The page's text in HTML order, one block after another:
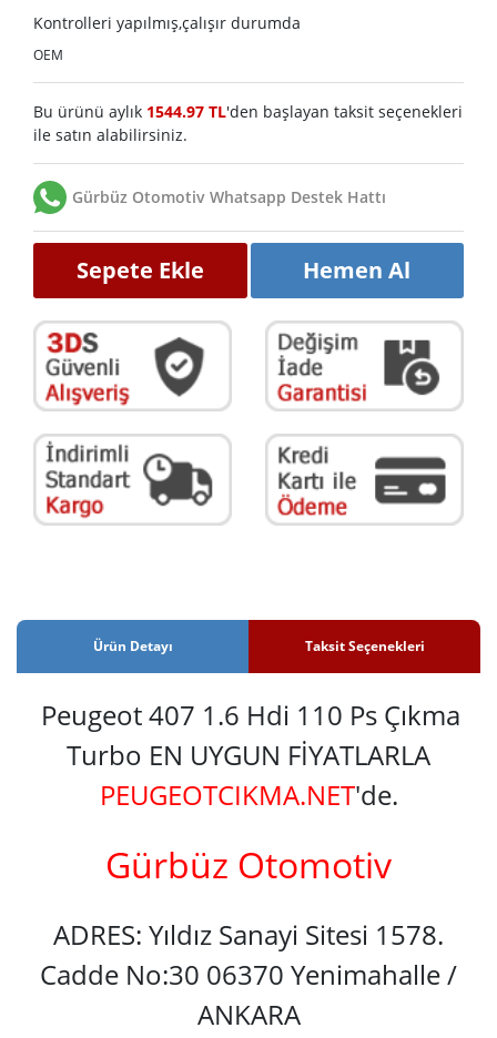
Kontrolleri yapılmış,çalışır durumda
OEM
Bu ürünü aylık 1544.97 TL'den başlayan taksit seçenekleri
ile satın alabilirsiniz.
Gürbüz Otomotiv Whatsapp Destek Hattı
Sepete Ekle Hemen Al
Ürün Detayı Taksit Seçenekleri
Peugeot 407 1.6 Hdi 110 Ps Çıkma
Turbo EN UYGUN FİYATLARLA
PEUGEOTCIKMA.NET'de.
Gürbüz Otomotiv
ADRES: Yıldız Sanayi Sitesi 1578.
Cadde No:30 06370 Yenimahalle /
ANKARA